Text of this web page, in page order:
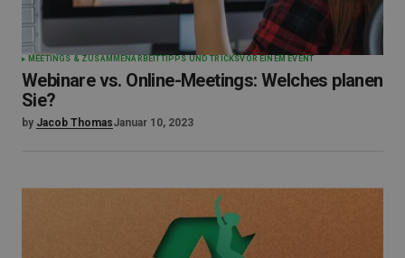
MEETINGS & ZUSAMMENARBEITTIPPS UND TRICKSVOR EINEM EVENT
Webinare vs. Online-Meetings: Welches planen
Sie?
by Jacob ThomasJanuar 10, 2023